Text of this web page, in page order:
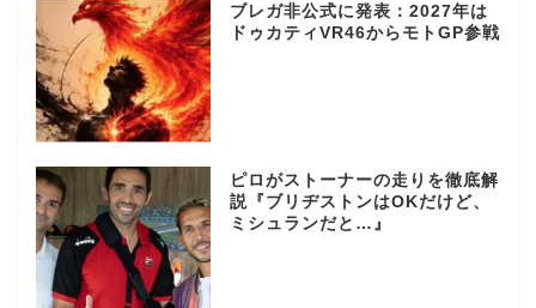
ブレガ非公式に発表：2027年は
ドゥカティVR46からモトGP参戦
ピロがストーナーの走りを徹底解
説『ブリヂストンはOKだけど、
ミシュランだと…』